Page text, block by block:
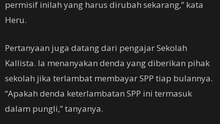
permisif inilah yang harus dirubah sekarang,” kata
Heru.
Pertanyaan juga datang dari pengajar Sekolah
Kallista. Ia menanyakan denda yang diberikan pihak
sekolah jika terlambat membayar SPP tiap bulannya.
“Apakah denda keterlambatan SPP ini termasuk
dalam pungli,” tanyanya.